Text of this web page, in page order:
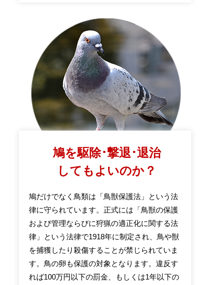
鳩を駆除･撃退･退治
してもよいのか？
鳩だけでなく鳥類は「鳥獣保護法」という法
律に守られています。正式には「鳥獣の保護
および管理ならびに狩猟の適正化に関する法
律」という法律で1918年に制定され、鳥や獣
を捕獲したり殺傷することが禁じられていま
す。鳥の卵も保護の対象となります。違反す
れば100万円以下の罰金、もしくは1年以下の